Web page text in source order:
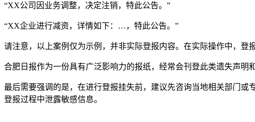
“XX公司因业务调整，决定注销，特此公告。”
“XX企业进行减资，详情如下：…，特此公告。”
请注意，以上案例仅为示例，并非实际登报内容。在实际操作中，登
合肥日报作为一份具有广泛影响力的报纸，经常会刊登此类遗失声明
最后需要强调的是，在进行登报挂失前，建议先咨询当地相关部门
登报过程中泄露敏感信息。